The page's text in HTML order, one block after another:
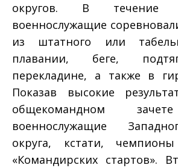
округов. В течение
военнослужащие
из штатного или
плавании, беге,
перекладине, а также в
Показав высокие
общекомандном
военнослужащие
округа, кстати,
«Командирских стартов».